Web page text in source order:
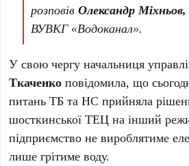
розповівОлександр Міхньов,
ВУВКГ «Водоканал».
У свою чергу начальниця
Ткаченко повідомила, що
питань ТБ та НС прийняла
шосткинської ТЕЦ на інший
підприємство не вироблятиме
лише грітиме воду.